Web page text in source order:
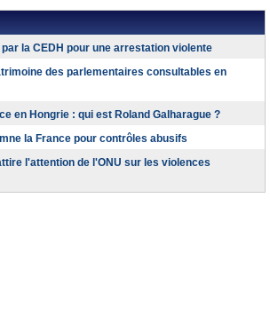
la CEDH pour une arrestation violente
des parlementaires consultables en
en Hongrie : qui est Roland Galharague ?
la France pour contrôles abusifs
l'attention de l'ONU sur les violences